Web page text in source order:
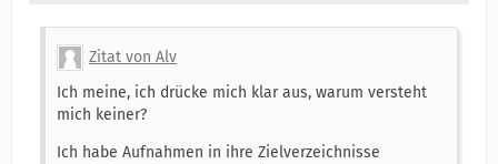
Zitat von Alv
Ich meine, ich drücke mich klar aus, warum versteht
mich keiner?
Ich habe Aufnahmen in ihre Zielverzeichnisse